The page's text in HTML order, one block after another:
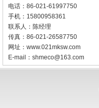
电话：86-021-61997750
手机：15800958361
联系人：陈经理
传真：86-021-26587750
网址： www.021mksw.com
E-mail： shmeco@163.com